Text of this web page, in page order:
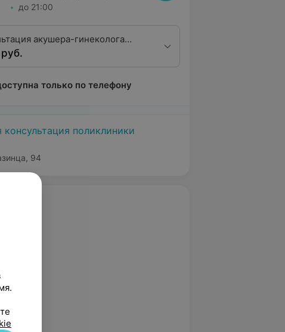
до 21:00
акушера-гинеколога
квалификацинной категории
только по телефону
поликлиники
94